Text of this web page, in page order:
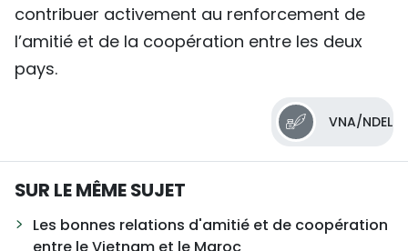
contribuer activement au renforcement de
l’amitié et de la coopération entre les deux
pays.
VNA/NDEL
SUR LE MÊME SUJET
Les bonnes relations d'amitié et de coopération